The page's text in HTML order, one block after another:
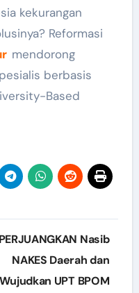
kekurangan
Reformasi
mendorong
berbasis
Based
PERJUANGKAN Nasib
NAKES Daerah dan
Wujudkan UPT BPOM